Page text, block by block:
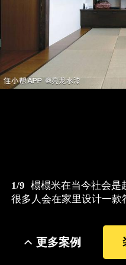
1/9 榻榻米在当今社会是
很多人会在家里设计一款
更多案例